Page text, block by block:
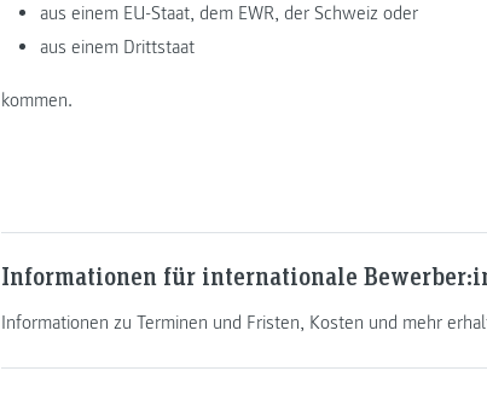
aus einem EU-Staat, dem EWR, der Schweiz oder
aus einem Drittstaat
kommen.
Informationen für internationale
Informationen zu Terminen und Fristen, Kosten und mehr